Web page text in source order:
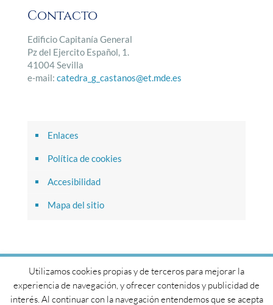
Contacto
Edificio Capitanía General
Pz del Ejercito Español, 1.
41004 Sevilla
e-mail: catedra_g_castanos@et.mde.es
Enlaces
Política de cookies
Accesibilidad
Mapa del sitio
© 2017 Cátedra General Castaños. Todos los derechos
reservados.
Utilizamos cookies propias y de terceros para mejorar la
experiencia de navegación, y ofrecer contenidos y publicidad de
interés. Al continuar con la navegación entendemos que se acepta